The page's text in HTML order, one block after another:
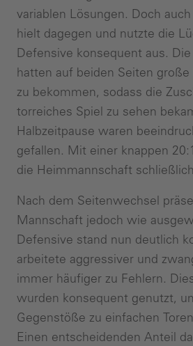
variablen Lösungen. Doch
hielt dagegen und nutzte die
Defensive konsequent aus.
hatten auf beiden Seiten
zu bekommen, sodass die
torreiches Spiel zu sehen
Halbzeitpause waren
gefallen. Mit einer knappen
die Heimmannschaft
Nach dem Seitenwechsel
Mannschaft jedoch wie
Defensive stand nun deutlich
arbeitete aggressiver und
immer häufiger zu Fehlern.
wurden konsequent genutzt,
Gegenstöße zu einfachen
Einen entscheidenden Anteil